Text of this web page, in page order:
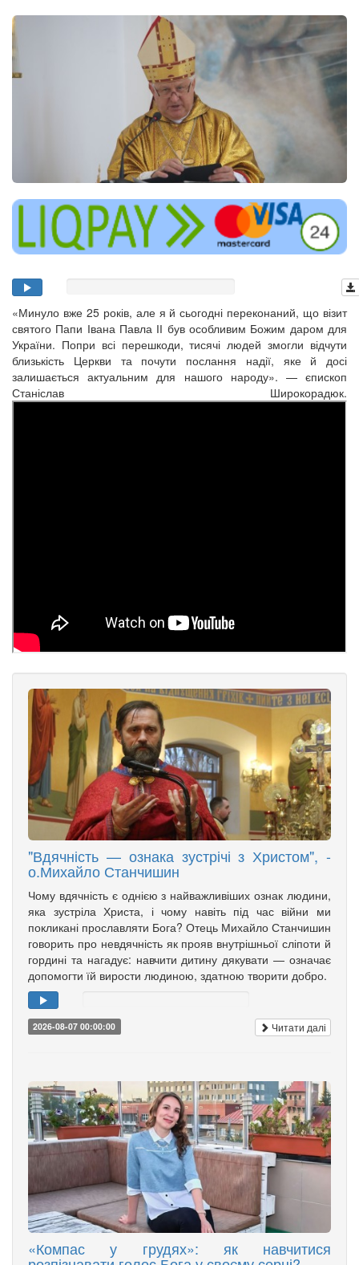
«Минуло вже 25 років, але я й сьогодні переконаний, що візит
святого Папи Івана Павла ІІ був особливим Божим даром для
України. Попри всі перешкоди, тисячі людей змогли відчути
близькість Церкви та почути послання надії, яке й досі
залишається актуальним для нашого народу». — єпископ
Станіслав Широкорадюк.
"Вдячність — ознака зустрічі з Христом", -
о.Михайло Станчишин
Чому вдячність є однією з найважливіших ознак людини,
яка зустріла Христа, і чому навіть під час війни ми
покликані прославляти Бога? Отець Михайло Станчишин
говорить про невдячність як прояв внутрішньої сліпоти й
гордині та нагадує: навчити дитину дякувати — означає
допомогти їй вирости людиною, здатною творити добро.
2026-08-07 00:00:00 Читати далі
«Компас у грудях»: як навчитися